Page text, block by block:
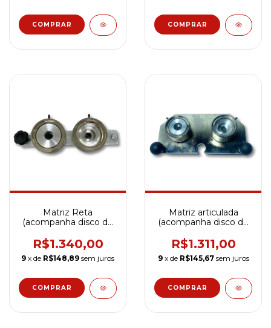
COMPRAR COMPRAR
Matriz Reta
(acompanha disco de
R$1.340,00
9 x de R$148,89 sem juros
COMPRAR
Matriz articulada
(acompanha disco de
R$1.311,00
9 x de R$145,67 sem juros
COMPRAR